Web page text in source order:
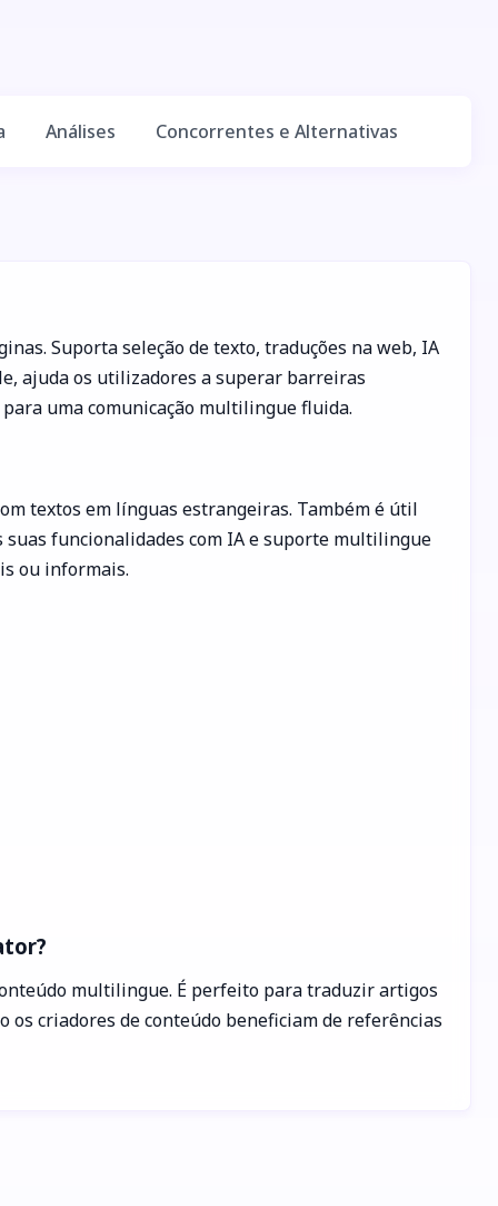
Análises Concorrentes e Alternativas
Suporta seleção de texto, traduções na web, IA
ajuda os utilizadores a superar barreiras
uma comunicação multilingue fluida.
textos em línguas estrangeiras. Também é útil
suas funcionalidades com IA e suporte multilingue
ou informais.
multilingue. É perfeito para traduzir artigos
criadores de conteúdo beneficiam de referências